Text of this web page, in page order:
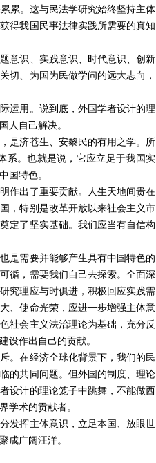
累。这与民法学研究始终坚持主体
得我国民事法律实践所需要的真知
意识、实践意识、时代意识、创新
切、为国为民做学问的远大志向，
运用。说到底，外国学者设计的理
人自己解决。
是济苍生、安黎民的有用之学。所
系。也就是说，它应立足于我国实
国特色。
作出了重要贡献。人生天地间贵在
，特别是改革开放以来社会主义市
定了坚实基础。我们应当有自信构
是需要并能够产生具有中国特色的
循，需要我们自己去探索。全面深
究理应与时俱进，积极回应实践需
、使命光荣，应进一步增强主体意
社会主义法治理论为基础，充分反
作出自己的贡献。
。在经济全球化背景下，我们的民
的共同问题。但外国的制度、理论
设计的理论笼子中跳舞，不能做西
学术的贡献者。
发挥主体意识，立足本国、放眼世
成广阔汪洋。